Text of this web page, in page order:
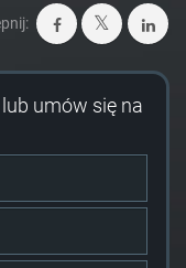
umów się na